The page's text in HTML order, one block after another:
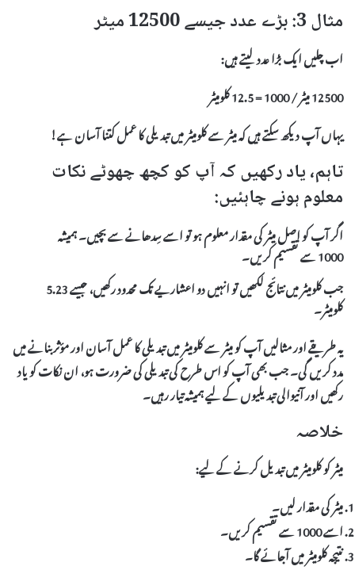
مثال 3: بڑے عدد جیسے 12500 میٹر
اب چلیں ایک بڑا عدد لیتے ہیں:
12500 میٹر / 1000 = 12.5 کلومیٹر
یہاں آپ دیکھ سکتے ہیں کہ میٹر سے کلومیٹر میں تبدیلی کا عمل کتنا آسان ہے!
تاہم، یاد رکھیں کہ آپ کو کچھ چھوٹے نکات
معلوم ہونے چاہئیں:
اگر آپ کو اصل میٹر کی مقدار معلوم ہو تو اسے سِدھانے سے بچیں۔ ہمیشہ
1000 سے تقسیم کریں۔
جب کلومیٹر میں نتائج لکھیں تو انہیں دو اعشاریے تک محدود رکھیں، جیسے 5.23
کلومیٹر۔
یہ طریقے اور مثالیں آپ کو میٹر سے کلومیٹر میں تبدیلی کا عمل آسان اور مؤثر بنانے میں
مدد کریں گی۔ جب بھی آپ کو اس طرح کی تبدیلی کی ضرورت ہو، ان نکات کو یاد
رکھیں اور آنیوالی تبدیلیوں کے لیے ہمیشہ تیار رہیں۔
خلاصہ
میٹر کو کلومیٹر میں تبدیل کرنے کے لیے:
میٹر کی مقدار لیں۔
اسے 1000 سے تقسیم کریں۔
نتیجہ کلومیٹر میں آجائے گا۔